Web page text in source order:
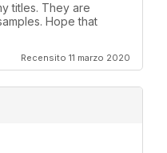
titles. They are
Hope that
Recensito 11 marzo 2020